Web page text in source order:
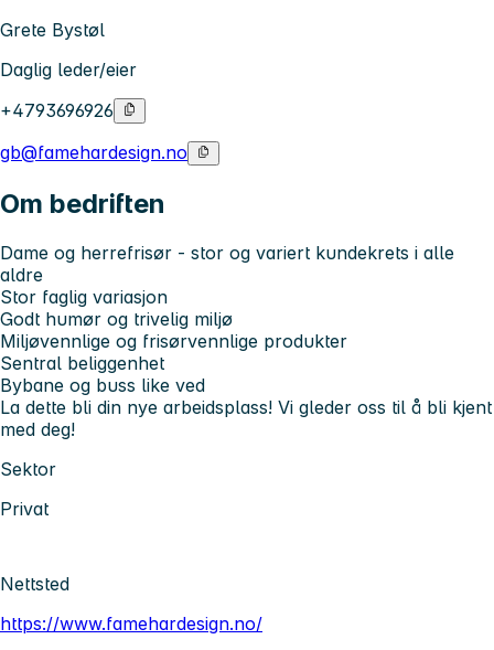
Grete Bystøl
Daglig leder/eier
+4793696926
gb@famehardesign.no
Om bedriften
Dame og herrefrisør - stor og variert kundekrets i alle
aldre
Stor faglig variasjon
Godt humør og trivelig miljø
Miljøvennlige og frisørvennlige produkter
Sentral beliggenhet
Bybane og buss like ved
La dette bli din nye arbeidsplass! Vi gleder oss til å bli kjent
med deg!
Sektor
Privat
Nettsted
https://www.famehardesign.no/